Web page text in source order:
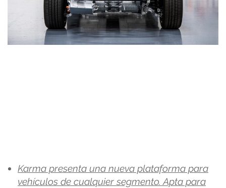
Karma presenta una nueva plataforma para
vehículos de cualquier segmento. Apta para